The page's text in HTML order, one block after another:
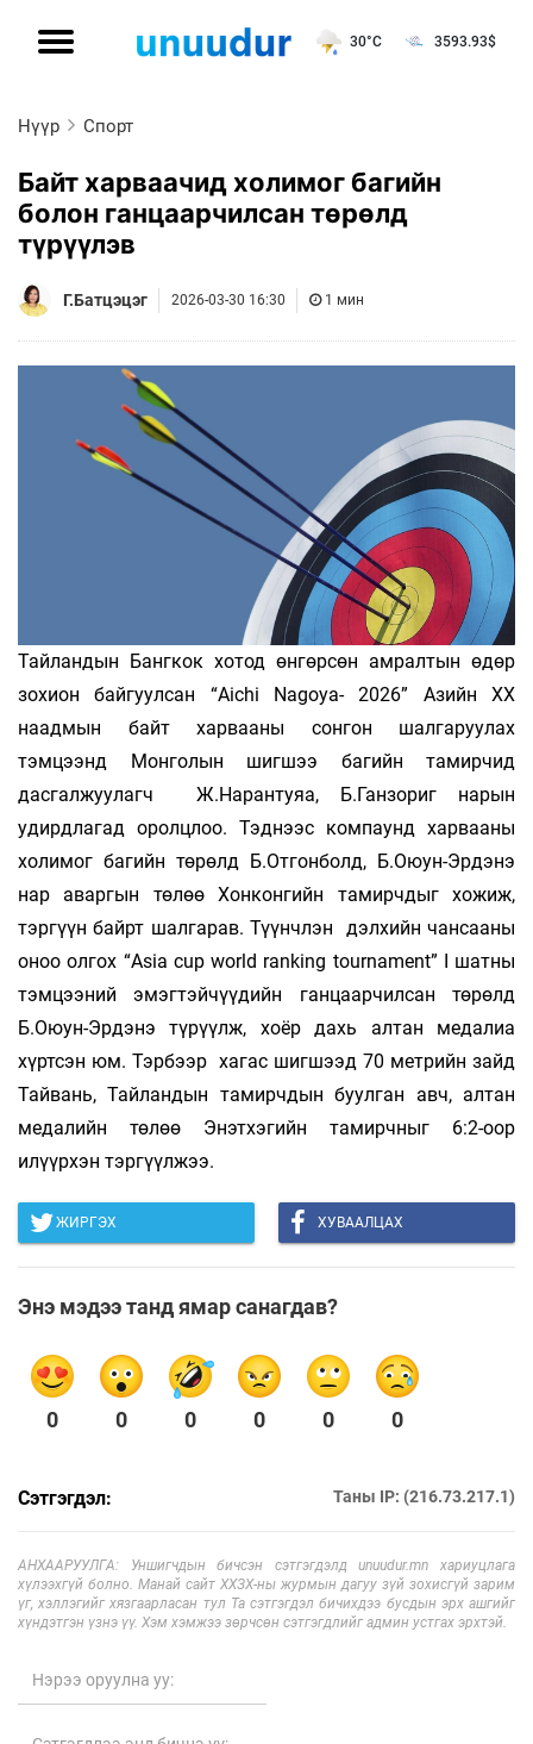
30°C 3593.93$
Нүүр Спорт
Байт харваачид холимог багийн
болон ганцаарчилсан төрөлд
түрүүлэв
Г.Батцэцэг 2026-03-30 16:30 1 мин
Тайландын Бангкок хотод өнгөрсөн амралтын өдөр
зохион байгуулсан “Aichi Nagoya- 2026” Азийн XX
наадмын байт харвааны сонгон шалгаруулах
тэмцээнд Монголын шигшээ багийн тамирчид
дасгалжуулагч Ж.Нарантуяа, Б.Ганзориг нарын
удирдлагад оролцлоо. Тэднээс компаунд харвааны
холимог багийн төрөлд Б.Отгонболд, Б.Оюун-Эрдэнэ
нар аваргын төлөө Хонконгийн тамирчдыг хожиж,
тэргүүн байрт шалгарав. Түүнчлэн дэлхийн чансааны
оноо олгох “Asia cup world ranking tournament” I шатны
тэмцээний эмэгтэйчүүдийн ганцаарчилсан төрөлд
Б.Оюун-Эрдэнэ түрүүлж, хоёр дахь алтан медалиа
хүртсэн юм. Тэрбээр хагас шигшээд 70 метрийн зайд
Тайвань, Тайландын тамирчдын буулган авч, алтан
медалийн төлөө Энэтхэгийн тамирчныг 6:2-оор
илүүрхэн тэргүүлжээ.
ЖИРГЭХ ХУВААЛЦАХ
Энэ мэдээ танд ямар санагдав?
0 0 0 0 0 0
Сэтгэгдэл: Таны IP: (216.73.217.1)
АНХААРУУЛГА: Уншигчдын бичсэн сэтгэгдэлд unuudur.mn хариуцлага
хүлээхгүй болно. Манай сайт ХХЗХ-ны журмын дагуу зүй зохисгүй зарим
үг, хэллэгийг хязгаарласан тул Та сэтгэгдэл бичихдээ бусдын эрх ашгийг
хүндэтгэн үзнэ үү. Хэм хэмжээ зөрчсөн сэтгэгдлийг админ устгах эрхтэй.